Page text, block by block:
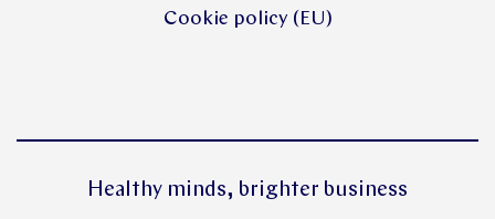
Cookie policy (EU)
Healthy minds, brighter business